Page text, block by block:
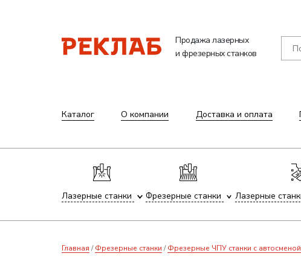
Продажа лазерных
и фрезерных станков
Каталог О компании Доставка и оплата
Лазерные станки Фрезерные станки Лазерные
Главная Фрезерные станки Фрезерные ЧПУ станки с автосменой